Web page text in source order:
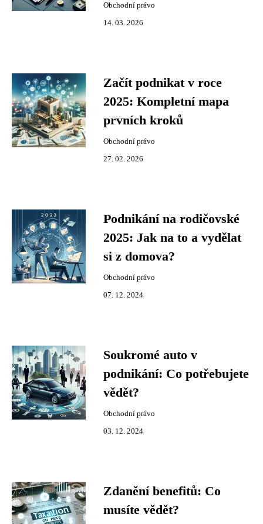
Obchodní právo
14. 03. 2026
Začít podnikat v roce
2025: Kompletní mapa
prvních kroků
Obchodní právo
27. 02. 2026
Podnikání na rodičovské
2025: Jak na to a vydělat
si z domova?
Obchodní právo
07. 12. 2024
Soukromé auto v
podnikání: Co potřebujete
vědět?
Obchodní právo
03. 12. 2024
Zdanění benefitů: Co
musíte vědět?